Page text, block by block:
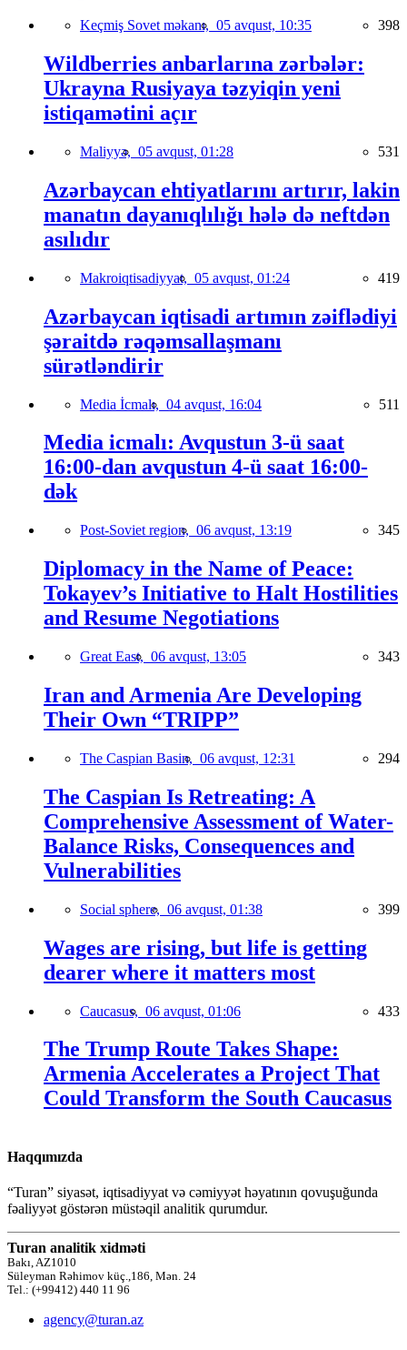
Keçmiş Sovet məkanı, 05 avqust, 10:35 398
Wildberries anbarlarına zərbələr:
Ukrayna Rusiyaya təzyiqin yeni
istiqamətini açır
Maliyyə, 05 avqust, 01:28 531
Azərbaycan ehtiyatlarını artırır, lakin
manatın dayanıqlılığı hələ də neftdən
asılıdır
Makroiqtisadiyyat, 05 avqust, 01:24 419
Azərbaycan iqtisadi artımın zəiflədiyi
şəraitdə rəqəmsallaşmanı
sürətləndirir
Media İcmalı, 04 avqust, 16:04 511
Media icmalı: Avqustun 3-ü saat
16:00-dan avqustun 4-ü saat 16:00-
dək
Post-Soviet region, 06 avqust, 13:19 345
Diplomacy in the Name of Peace:
Tokayev’s Initiative to Halt Hostilities
and Resume Negotiations
Great East, 06 avqust, 13:05 343
Iran and Armenia Are Developing
Their Own “TRIPP”
The Caspian Basin, 06 avqust, 12:31 294
The Caspian Is Retreating: A
Comprehensive Assessment of Water-
Balance Risks, Consequences and
Vulnerabilities
Social sphere, 06 avqust, 01:38 399
Wages are rising, but life is getting
dearer where it matters most
Caucasus, 06 avqust, 01:06 433
The Trump Route Takes Shape:
Armenia Accelerates a Project That
Could Transform the South Caucasus
Haqqımızda
“Turan” siyasət, iqtisadiyyat və cəmiyyət həyatının qovuşuğunda
fəaliyyət göstərən müstəqil analitik qurumdur.
Turan analitik xidməti
Bakı, AZ1010
Süleyman Rəhimov küç.,186, Mən. 24
Tel.: (+99412) 440 11 96
agency@turan.az